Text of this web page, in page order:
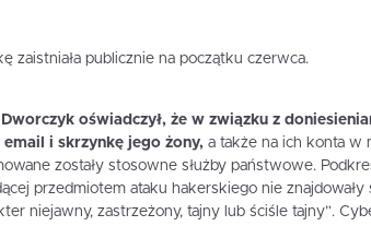
zaistniała publicznie na początku czerwca.
Dworczyk oświadczył, że w związku z
i skrzynkę jego żony, a także na ich konta w
zostały stosowne służby państwowe.
przedmiotem ataku hakerskiego nie znajdowały
niejawny, zastrzeżony, tajny lub ściśle tajny”.